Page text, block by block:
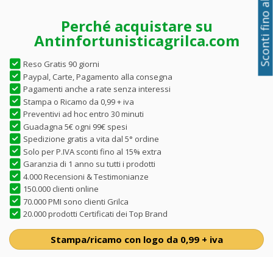
Perché acquistare su
Antinfortunisticagrilca.com
Reso Gratis 90 giorni
Paypal, Carte, Pagamento alla consegna
Pagamenti anche a rate senza interessi
Stampa o Ricamo da 0,99 + iva
Preventivi ad hoc entro 30 minuti
Guadagna 5€ ogni 99€ spesi
Spedizione gratis a vita dal 5° ordine
Solo per P.IVA sconti fino al 15% extra
Garanzia di 1 anno su tutti i prodotti
4.000 Recensioni & Testimonianze
150.000 clienti online
70.000 PMI sono clienti Grilca
20.000 prodotti Certificati dei Top Brand
Stampa/ricamo con logo da 0,99 + iva
Sconti fino al 50%